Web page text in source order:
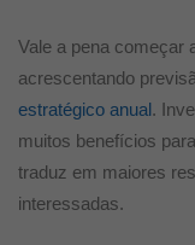
Vale a pena começar
acrescentando
estratégico anual.
muitos benefícios
traduz em maiores
interessadas.